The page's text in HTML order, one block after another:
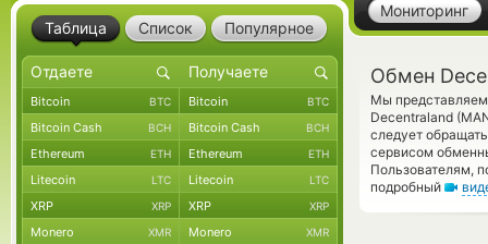
Мониторинг
Обмен
Мы представляем
Decentraland
следует
сервисом
Пользователям,
подробный
Таблица Список Популярное
Bitcoin BTC Bitcoin BTC
Bitcoin Cash BCH Bitcoin Cash BCH
Ethereum ETH Ethereum ETH
Litecoin LTC Litecoin LTC
XRP XRP XRP XRP
Monero XMR Monero XMR